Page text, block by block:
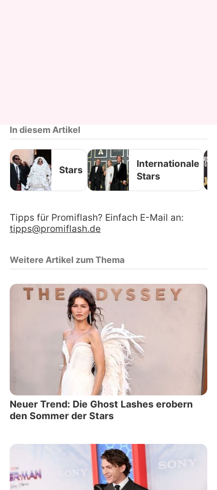
In diesem Artikel
Stars
Internationale
Stars
Tipps für Promiflash? Einfach E-Mail an:
tipps@promiflash.de
Weitere Artikel zum Thema
Neuer Trend: Die Ghost Lashes erobern
den Sommer der Stars